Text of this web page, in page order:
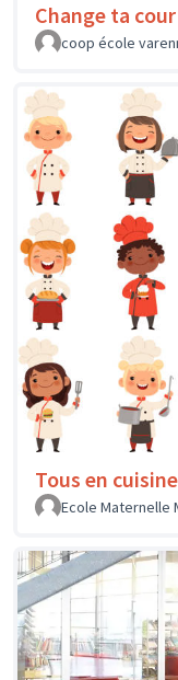
Change ta
coop école
Tous en
Ecole Maternelle